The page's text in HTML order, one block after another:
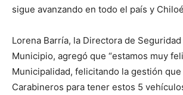
sigue avanzando en todo el país y
Lorena Barría, la Directora de
Municipio, agregó que “estamos muy
Municipalidad, felicitando la gestión
Carabineros para tener estos 5